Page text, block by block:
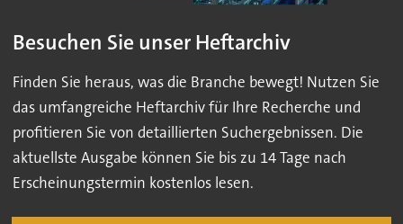
Besuchen Sie unser Heftarchiv
Finden Sie heraus, was die Branche bewegt! Nutzen Sie
das umfangreiche Heftarchiv für Ihre Recherche und
profitieren Sie von detaillierten Suchergebnissen. Die
aktuellste Ausgabe können Sie bis zu 14 Tage nach
Erscheinungstermin kostenlos lesen.